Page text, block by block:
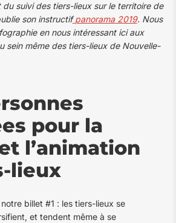
du suivi des tiers-lieux sur le territoire de
son instructif panorama 2019. Nous
en nous intéressant ici aux
sein même des tiers-lieux de Nouvelle-
pour la
l’animation
lieux
billet #1 : les tiers-lieux se
et tendent même à se